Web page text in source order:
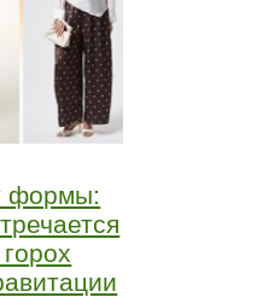
формы: